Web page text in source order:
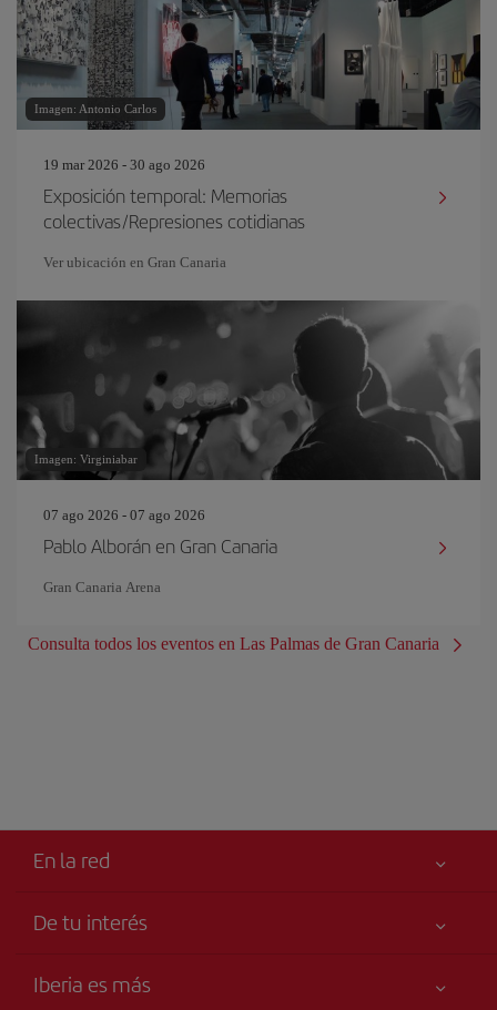
Imagen: Antonio Carlos
19 mar 2026 - 30 ago 2026
Exposición temporal: Memorias
colectivas/Represiones cotidianas
Ver ubicación en Gran Canaria
Imagen: Virginiabar
07 ago 2026 - 07 ago 2026
Pablo Alborán en Gran Canaria
Gran Canaria Arena
Consulta todos los eventos en Las Palmas de Gran Canaria
En la red
De tu interés
Tu seguridad es lo primero
Iberia es más